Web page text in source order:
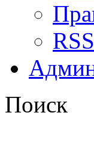
Поиск